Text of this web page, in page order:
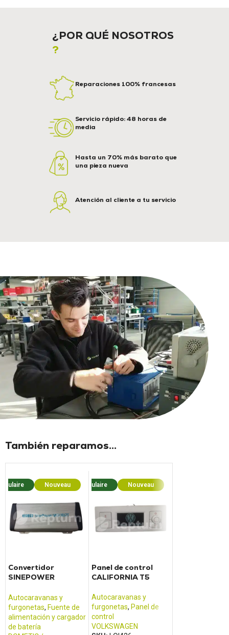
¿POR QUÉ NOSOTROS
?
Reparaciones 100% francesas
Servicio rápido: 48 horas de
media
Hasta un 70% más barato que
una pieza nueva
Atención al cliente a tu servicio
También reparamos...
Nouveau
Convertidor
SINEPOWER
Autocaravanas y
furgonetas, Fuente de
alimentación y cargador
de batería
Populaire Nouveau
Panel de control
CALIFORNIA T5
Autocaravanas y
furgonetas, Panel de
control
VOLKSWAGEN